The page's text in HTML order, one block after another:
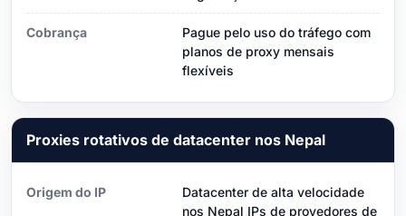
Cobrança
Pague pelo uso do tráfego com
planos de proxy mensais
flexíveis
Proxies rotativos de datacenter nos Nepal
Origem do IP
Datacenter de alta velocidade
nos Nepal IPs de provedores de